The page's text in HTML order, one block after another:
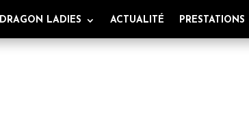
DRAGON LADIES ACTUALITÉ PRESTATIONS